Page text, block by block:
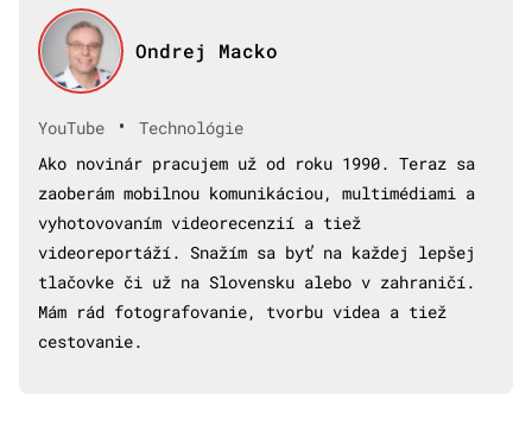
Ondrej Macko
YouTube •
Technológie
Ako novinár pracujem už od roku 1990. Teraz sa
zaoberám mobilnou komunikáciou, multimédiami a
vyhotovovaním videorecenzií a tiež
videoreportáží. Snažím sa byť na každej lepšej
tlačovke či už na Slovensku alebo v zahraničí.
Mám rád fotografovanie, tvorbu videa a tiež
cestovanie.